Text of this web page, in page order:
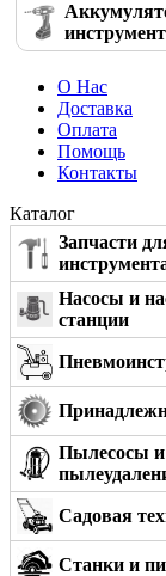
инструмент
О Нас
Доставка
Оплата
Помощь
Контакты
Каталог
Запчасти
Насосы и
станции
Пылесосы и
Садовая
Станки и